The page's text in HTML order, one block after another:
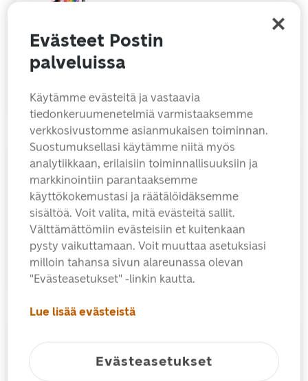
30.00 €
Onnen kukat
Ikimerkki kirjeiden ja korttien
postittamiseen kotimaassa
30.00 € 10 merkkiä
Lisätietoja Lisää koriin
postittamiseen kotimaassa
Evästeet Postin
palveluissa
Käytämme evästeitä ja vastaavia
tiedonkeruumenetelmiä varmistaaksemme
verkkosivustomme asianmukaisen toiminnan.
Suostumuksellasi käytämme niitä myös
analytiikkaan, erilaisiin toiminnallisuuksiin ja
markkinointiin parantaaksemme
käyttökokemustasi ja räätälöidäksemme
sisältöä. Voit valita, mitä evästeitä sallit.
Välttämättömiin evästeisiin et kuitenkaan
pysty vaikuttamaan. Voit muuttaa asetuksiasi
milloin tahansa sivun alareunassa olevan
"Evästeasetukset" -linkin kautta.
Lue lisää evästeistä
Evästeasetukset